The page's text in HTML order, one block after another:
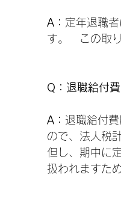
A： 定年退職
す。　この取
Q：退職給付
A： 退職給付
ので、法人税
但し、期中に
扱われますた